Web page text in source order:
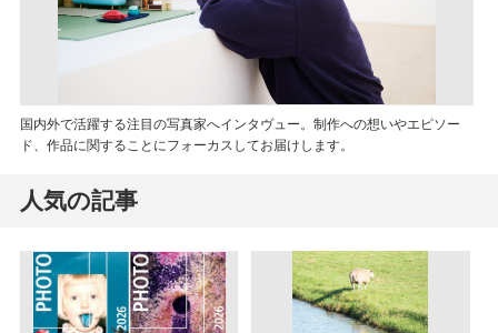
国内外で活躍する注目の写真家へインタヴュー。制作への想いやエピソー
ド、作品に関することにフォーカスしてお届けします。
人気の記事